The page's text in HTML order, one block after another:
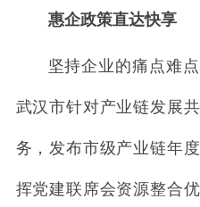
惠企政策直达快享
坚持企业的痛点难
武汉市针对产业链发展
务，发布市级产业链年
挥党建联席会资源整合